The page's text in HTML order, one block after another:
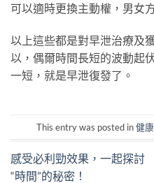
可以適時更換主動權，男女
以上這些都是對早泄治療及
以，偶爾時間長短的波動起
一短，就是早泄復發了。
This entry was posted in健
感受必利勁效果，一起探討
“時間”的秘密！